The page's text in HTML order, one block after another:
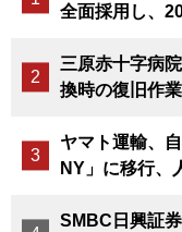
全面採用し、
三原赤十字病
換時の復旧作
ヤマト運輸、
NY」に移行、
SMBC日興証